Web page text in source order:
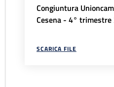
Congiuntura
Cesena - 4°
SCARICA FILE